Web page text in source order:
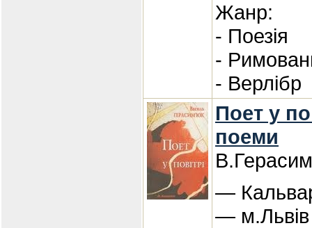
Жанр:
- Поезія
-
- Верлібр
Поет у
поеми
—
— м.Львів